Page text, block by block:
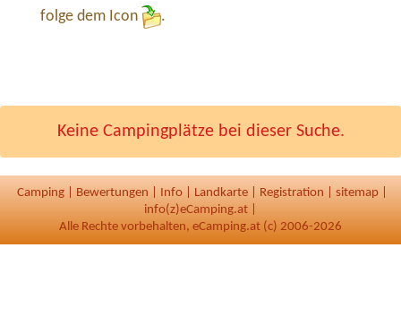
folge dem Icon .
Keine Campingplätze bei dieser Suche.
Camping Bewertungen Info Landkarte Registration sitemap
info(z)eCamping.at |
Alle Rechte vorbehalten, eCamping.at (c) 2006-2026